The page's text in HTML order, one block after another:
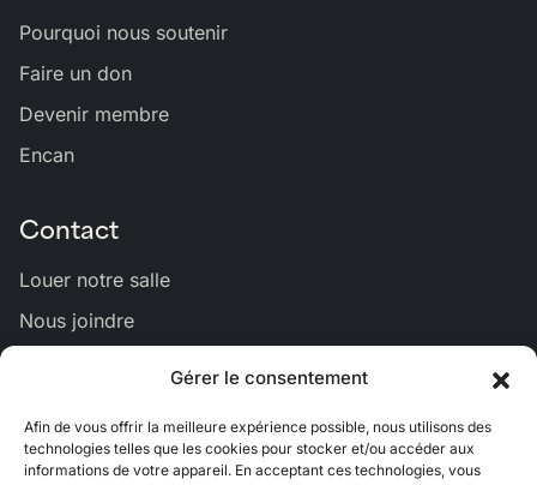
Gérer le consentement
Afin de vous offrir la meilleure expérience possible, nous utilisons des
technologies telles que les cookies pour stocker et/ou accéder aux
informations de votre appareil. En acceptant ces technologies, vous
Pourquoi nous soutenir
Faire un don
Devenir membre
Encan
Contact
Louer notre salle
Nous joindre
Lien
vers
Bluesky
Lien
vers
Facebook
Lien
vers
Linkedin
Lien
vers
Instagram
Lien
vers